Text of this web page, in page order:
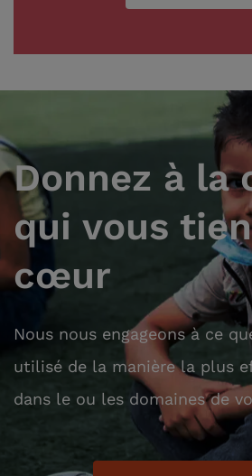
Donnez à la
qui vous
cœur
Nous nous engageons à ce
utilisé de la manière la plus
dans le ou les domaines de